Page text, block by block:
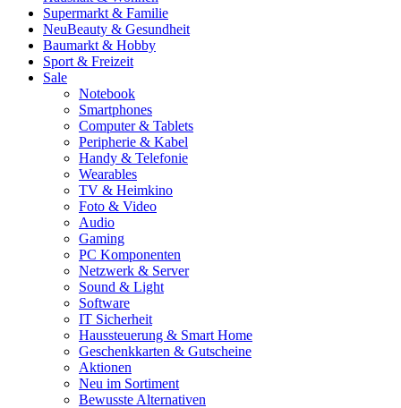
Supermarkt & Familie
NeuBeauty & Gesundheit
Baumarkt & Hobby
Sport & Freizeit
Sale
Notebook
Smartphones
Computer & Tablets
Peripherie & Kabel
Handy & Telefonie
Wearables
TV & Heimkino
Foto & Video
Audio
Gaming
PC Komponenten
Netzwerk & Server
Sound & Light
Software
IT Sicherheit
Haussteuerung & Smart Home
Geschenkkarten & Gutscheine
Aktionen
Neu im Sortiment
Bewusste Alternativen